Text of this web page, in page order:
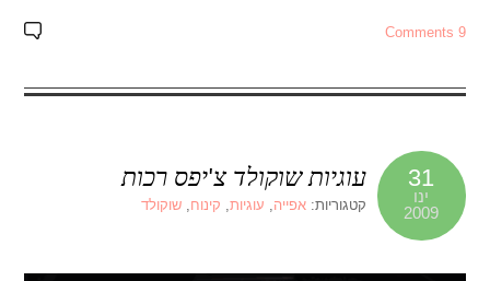
9 Comments
31
ינו
2009
עוגיות שוקולד צ'יפס רכות
קטגוריות:אפייה, עוגיות, קינוח,שוקולד